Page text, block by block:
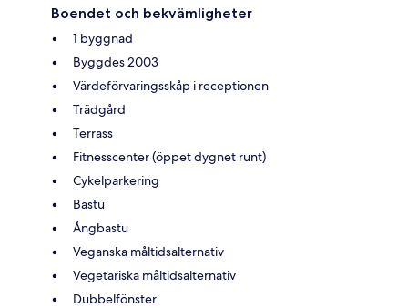
Boendet och bekvämligheter
1 byggnad
Byggdes 2003
Värdeförvaringsskåp i receptionen
Trädgård
Terrass
Fitnesscenter (öppet dygnet runt)
Cykelparkering
Bastu
Ångbastu
Veganska måltidsalternativ
Vegetariska måltidsalternativ
Dubbelfönster